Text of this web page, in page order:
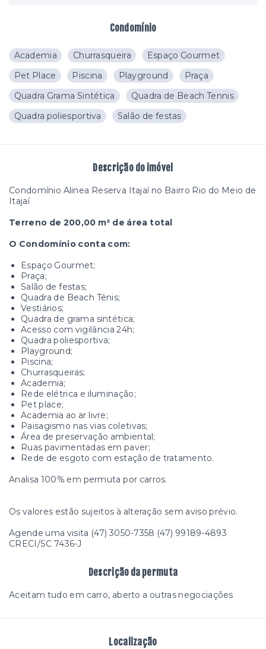
Condomínio
Academia Churrasqueira
Espaço Gourmet
Pet Place
Piscina Playground
Praça
Quadra Grama Sintética
Quadra de Beach Tennis
Quadra poliesportiva
Salão de festas
Descrição do imóvel
Condomínio Alinea Reserva Itajaí no Bairro Rio do Meio de
Itajaí
Terreno de 200,00 m² de área total
O Condomínio conta com:
Espaço Gourmet;
Praça;
Salão de festas;
Quadra de Beach Tênis;
Vestiários;
Quadra de grama sintética;
Acesso com vigilância 24h;
Quadra poliesportiva;
Playground;
Piscina;
Churrasqueiras;
Academia;
Rede elétrica e iluminação;
Pet place;
Academia ao ar livre;
Paisagismo nas vias coletivas;
Área de preservação ambiental;
Ruas pavimentadas em paver;
Rede de esgoto com estação de tratamento.
Analisa 100% em permuta por carros.
Os valores estão sujeitos à alteração sem aviso prévio.
Agende uma visita (47) 3050-7358 (47) 99189-4893
CRECI/SC 7436-J
Descrição da permuta
Aceitam tudo em carro, aberto a outras negociações
Localização